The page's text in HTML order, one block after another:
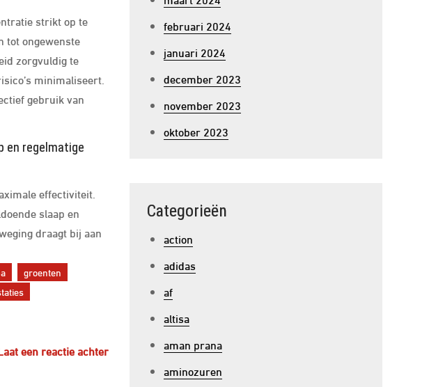
strikt op te
tot ongewenste
zorgvuldig te
minimaliseert.
gebruik van
en regelmatige
effectiviteit.
slaap en
draagt bij aan
groenten
een reactie achterop
Optimaliseer
februari 2024
januari 2024
december 2023
november 2023
oktober 2023
Categorieën
action
adidas
af
altisa
aman prana
aminozuren